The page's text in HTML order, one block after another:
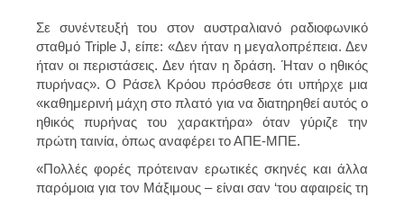
Σε συνέντευξή του στον αυστραλιανό ραδιοφωνικό
σταθμό Triple J, είπε: «Δεν ήταν η μεγαλοπρέπεια. Δεν
ήταν οι περιστάσεις. Δεν ήταν η δράση. Ήταν ο ηθικός
πυρήνας». Ο Ράσελ Κρόου πρόσθεσε ότι υπήρχε μια
«καθημερινή μάχη στο πλατό για να διατηρηθεί αυτός ο
ηθικός πυρήνας του χαρακτήρα» όταν γύριζε την
πρώτη ταινία, όπως αναφέρει το ΑΠΕ-ΜΠΕ.
«Πολλές φορές πρότειναν ερωτικές σκηνές και άλλα
παρόμοια για τον Μάξιμους – είναι σαν ‘του αφαιρείς τη